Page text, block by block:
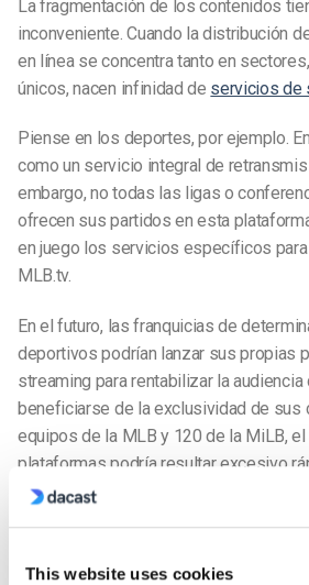
This website uses cookies
La fragmentación de los contenidos
inconveniente. Cuando la distribución
en línea se concentra tanto en
únicos, nacen infinidad de servicios de
Piense en los deportes, por ejemplo.
como un servicio integral de
embargo, no todas las ligas o
ofrecen sus partidos en esta
en juego los servicios específicos
MLB.tv.
En el futuro, las franquicias de
deportivos podrían lanzar sus propias
streaming para rentabilizar la
beneficiarse de la exclusividad de sus
equipos de la MLB y 120 de la MiLB, el
plataformas podría resultar excesivo
embargo, así es como funciona la
Para las emisoras y empresas de